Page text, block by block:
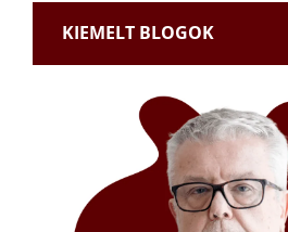
KIEMELT BLOGOK